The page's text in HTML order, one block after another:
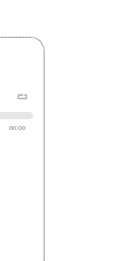
00:00